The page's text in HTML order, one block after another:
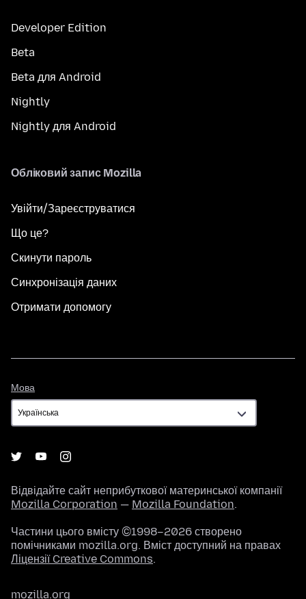
Developer Edition
Beta
Beta для Android
Nightly
Nightly для Android
Обліковий запис Mozilla
Увійти/Зареєструватися
Що це?
Скинути пароль
Синхронізація даних
Отримати допомогу
Мова
Відвідайте сайт неприбуткової материнської компанії
Mozilla Corporation — Mozilla Foundation.
Частини цього вмісту ©1998–2026 створено
помічниками mozilla.org. Вміст доступний на правах
Ліцензії Creative Commons.
mozilla.org